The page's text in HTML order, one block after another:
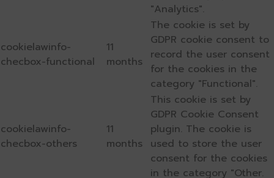
"Analytics".
cookielawinfo-
checbox-functional
11
months
The cookie is set by
GDPR cookie consent to
record the user consent
for the cookies in the
category "Functional".
cookielawinfo-
checbox-others
11
months
This cookie is set by
GDPR Cookie Consent
plugin. The cookie is
used to store the user
consent for the cookies
in the category "Other.